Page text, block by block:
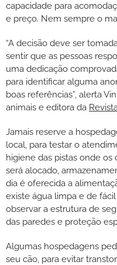
capacidade para
e preço. Nem sempre o
“A decisão deve ser
sentir que as pessoas
uma dedicação
para identificar alguma
boas referências”, alerta
animais e editora da
Jamais reserve a
local, para testar o
higiene das pistas onde
será alocado,
dia é oferecida a
existe água limpa e de
observar a estrutura de
das paredes e proteção
Algumas hospedagens
seu cão, para evitar